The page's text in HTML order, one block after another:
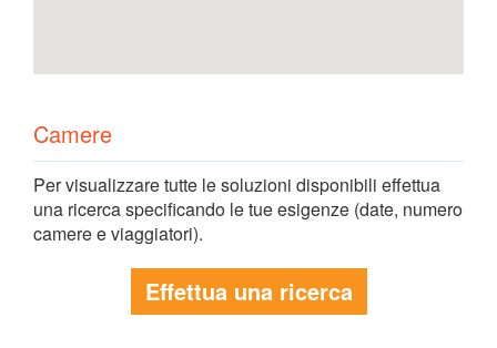
Camere
Per visualizzare tutte le soluzioni disponibili effettua
una ricerca specificando le tue esigenze (date, numero
camere e viaggiatori).
Effettua una ricerca